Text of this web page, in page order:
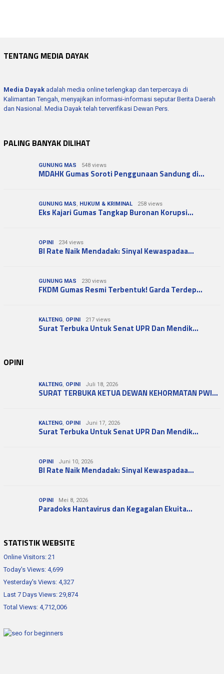
TENTANG MEDIA DAYAK
Media Dayak adalah media online terlengkap dan terpercaya di
Kalimantan Tengah, menyajikan informasi-informasi seputar Berita Daerah
dan Nasional. Media Dayak telah terverifikasi Dewan Pers.
PALING BANYAK DILIHAT
GUNUNG MAS 548 views
MDAHK Gumas Soroti Penggunaan Sandung di…
GUNUNG MAS, HUKUM & KRIMINAL 258 views
Eks Kajari Gumas Tangkap Buronan Korupsi…
OPINI 234 views
BI Rate Naik Mendadak: Sinyal Kewaspadaa…
GUNUNG MAS 230 views
FKDM Gumas Resmi Terbentuk! Garda Terdep…
KALTENG, OPINI 217 views
Surat Terbuka Untuk Senat UPR Dan Mendik…
OPINI
KALTENG, OPINI Juli 18, 2026
SURAT TERBUKA KETUA DEWAN KEHORMATAN PWI…
KALTENG, OPINI Juni 17, 2026
Surat Terbuka Untuk Senat UPR Dan Mendik…
OPINI Juni 10, 2026
BI Rate Naik Mendadak: Sinyal Kewaspadaa…
OPINI Mei 8, 2026
Paradoks Hantavirus dan Kegagalan Ekuita…
STATISTIK WEBSITE
Online Visitors: 21
Today's Views: 4,699
Yesterday's Views: 4,327
Last 7 Days Views: 29,874
Total Views: 4,712,006